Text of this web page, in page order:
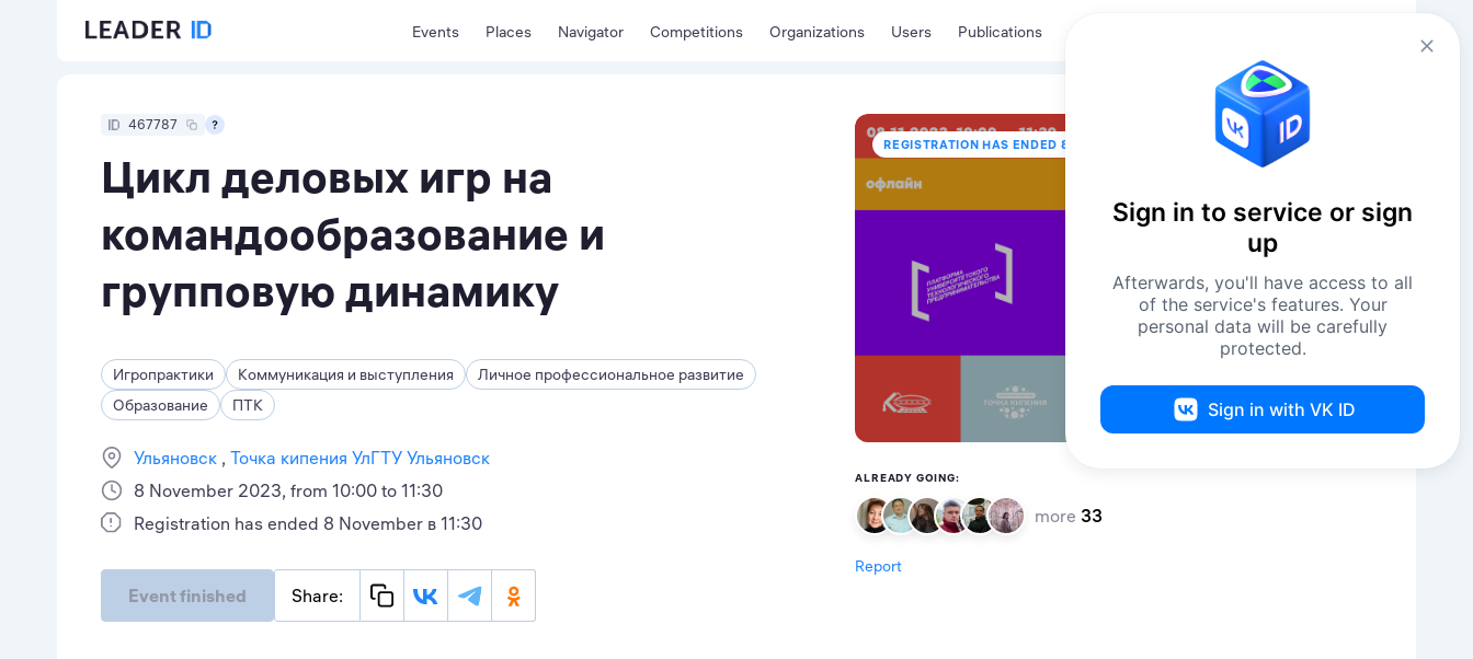
Events Places Navigator Competitions Organizations Users Publications
467787
Цикл деловых игр на
командообразование и
групповую динамику
Игропрактики Коммуникация и выступления
Личное профессиональное развитие
Образование
ПТК
Ульяновск Точка кипения УлГТУ Ульяновск
8 November 2023, from 10:00 to 11:30
Registration has ended 8 November в 11:30
Event finished Share:
REGISTRATION HAS ENDED 8 NOVEMBER В 11:30
ALREADY GOING:
more 33
Report
Sign in to service or sign
up
Afterwards, you'll have access to all
of the service's features. Your
personal data will be carefully
protected.
Sign in with VK ID